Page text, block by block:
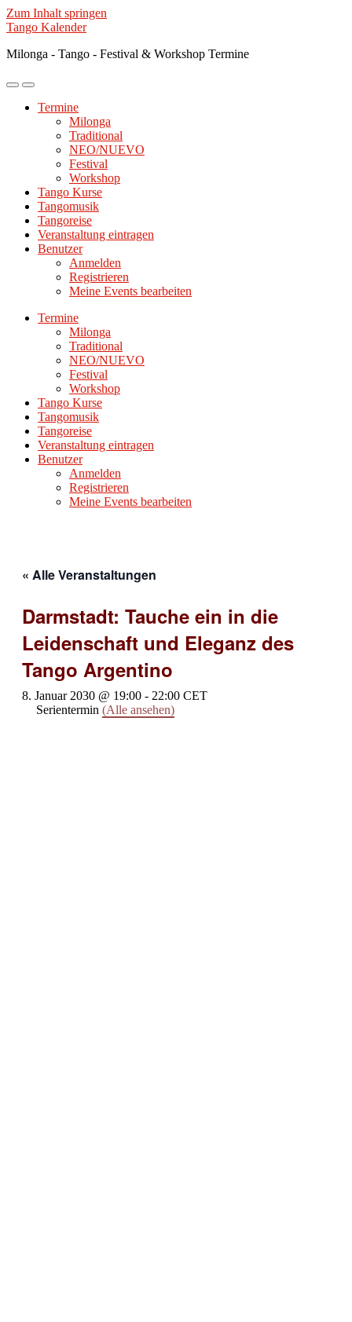
Zum Inhalt springen
Tango Kalender
Milonga - Tango - Festival & Workshop Termine
Mobile-
ein-/ausblenden
Suchfeld
ein-/ausblenden
Termine
Milonga
Traditional
NEO/NUEVO
Festival
Workshop
Tango Kurse
Tangomusik
Tangoreise
Veranstaltung eintragen
Benutzer
Anmelden
Registrieren
Meine Events bearbeiten
Termine
Milonga
Traditional
NEO/NUEVO
Festival
Workshop
Tango Kurse
Tangomusik
Tangoreise
Veranstaltung eintragen
Benutzer
Anmelden
Registrieren
Meine Events bearbeiten
« Alle Veranstaltungen
Darmstadt: Tauche ein in die
Leidenschaft und Eleganz des
Tango Argentino
8. Januar 2030 @ 19:00 - 22:00 CET
Serientermin (Alle ansehen)